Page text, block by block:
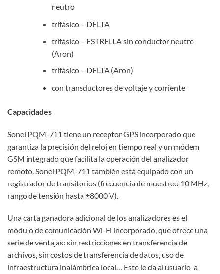
neutro
trifásico – DELTA
trifásico – ESTRELLA sin conductor neutro
(Aron)
trifásico – DELTA (Aron)
con transductores de voltaje y corriente
Capacidades
Sonel PQM-711 tiene un receptor GPS incorporado que
garantiza la precisión del reloj en tiempo real y un módem
GSM integrado que facilita la operación del analizador
remoto. Sonel PQM-711 también está equipado con un
registrador de transitorios (frecuencia de muestreo 10 MHz,
rango de tensión hasta ±8000 V).
Una carta ganadora adicional de los analizadores es el
módulo de comunicación Wi-Fi incorporado, que ofrece una
serie de ventajas: sin restricciones en transferencia de
archivos, sin costos de transferencia de datos, uso de
infraestructura inalámbrica local… Esto le da al usuario la